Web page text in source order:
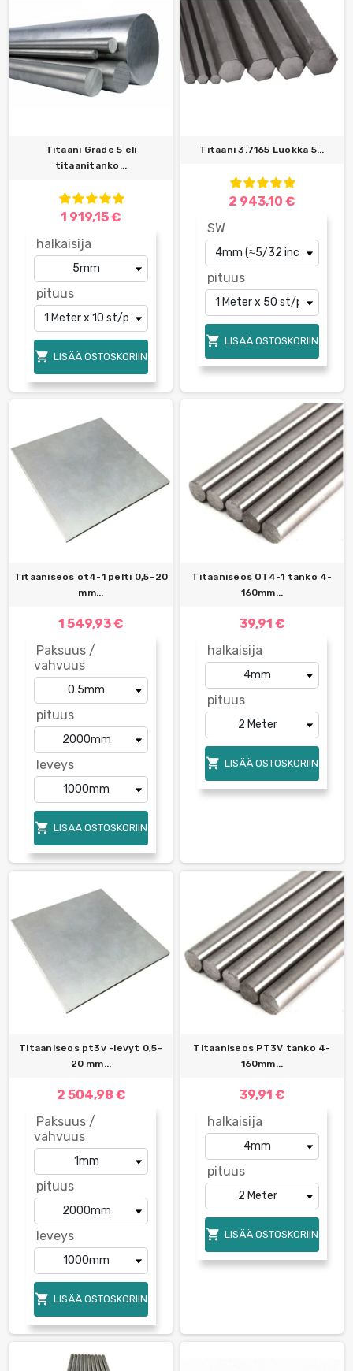
Titaani Grade 5 eli
titaanitanko...
1 919,15 €
halkaisija
pituus
 LISÄÄ OSTOSKORIIN
Titaani 3.7165 Luokka 5...
2 943,10 €
SW
pituus
 LISÄÄ OSTOSKORIIN
Titaaniseos ot4-1 pelti 0,5–20
mm...
1 549,93 €
Paksuus /
vahvuus
pituus
leveys
 LISÄÄ OSTOSKORIIN
Titaaniseos OT4-1 tanko 4-
160mm...
39,91 €
halkaisija
pituus
 LISÄÄ OSTOSKORIIN
Titaaniseos pt3v -levyt 0,5–
20 mm...
2 504,98 €
Paksuus /
vahvuus
pituus
leveys
 LISÄÄ OSTOSKORIIN
Titaaniseos PT3V tanko 4-
160mm...
39,91 €
halkaisija
pituus
 LISÄÄ OSTOSKORIIN